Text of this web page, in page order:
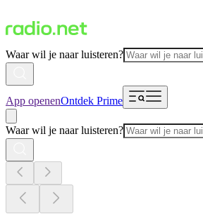
Waar wil je naar luisteren?
App openenOntdek Prime
Waar wil je naar luisteren?